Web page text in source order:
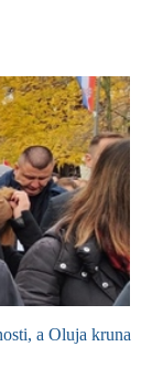
a Oluja kruna